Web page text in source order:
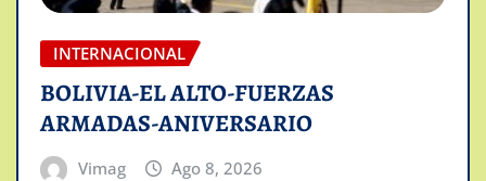
INTERNACIONAL
BOLIVIA-EL ALTO-FUERZAS
ARMADAS-ANIVERSARIO
Vimag Ago 8, 2026